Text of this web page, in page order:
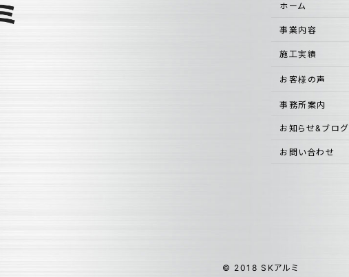
ホーム
事業内容
施工実績
お客様の声
事務所案内
お知らせ&ブログ
お問い合わせ
© 2018 SKアルミ